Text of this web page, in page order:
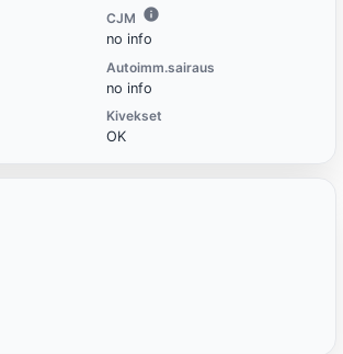
CJM
no info
Autoimm.sairaus
no info
Kivekset
OK